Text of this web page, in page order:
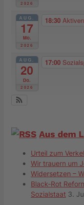
2026
AUG.
17
Mo.
2026
18:30
AUG.
20
Do.
2026
17:00
Aus dem
Urteil zum
Wir trauern um
Widersetzen –
Black-Rot
Sozialstaat 3.